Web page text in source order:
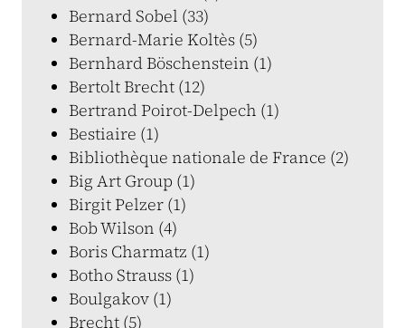
Bernard Sobel (33)
Bernard-Marie Koltès (5)
Bernhard Böschenstein (1)
Bertolt Brecht (12)
Bertrand Poirot-Delpech (1)
Bestiaire (1)
Bibliothèque nationale de France (2)
Big Art Group (1)
Birgit Pelzer (1)
Bob Wilson (4)
Boris Charmatz (1)
Botho Strauss (1)
Boulgakov (1)
Brecht (5)